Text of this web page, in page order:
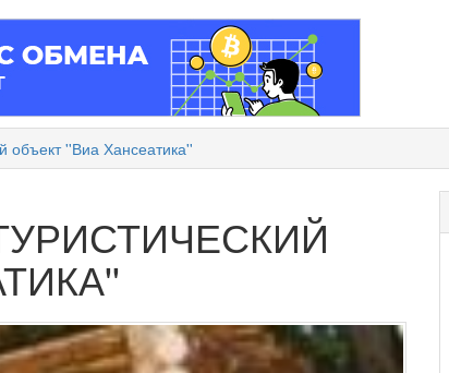
объект ''Виа Хансеатика''